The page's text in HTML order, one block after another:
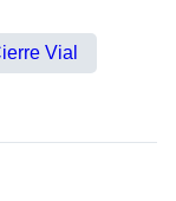
Vial